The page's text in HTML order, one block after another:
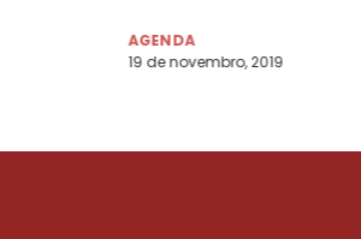
AGENDA
19 de novembro, 2019